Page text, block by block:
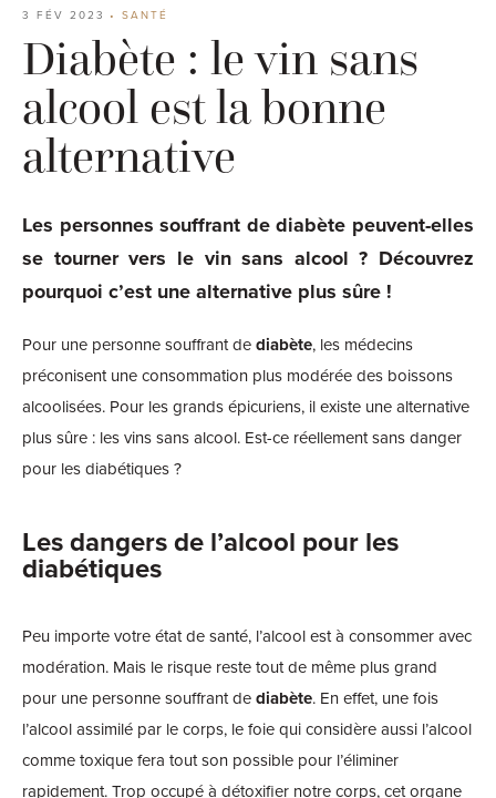
3 FÉV 2023 • SANTÉ
Diabète : le vin sans
alcool est la bonne
alternative
Les personnes souffrant de diabète peuvent-elles
se tourner vers le vin sans alcool ? Découvrez
pourquoi c’est une alternative plus sûre !
Pour une personne souffrant dediabète, les médecins
préconisent une consommation plus modérée des boissons
alcoolisées. Pour les grands épicuriens, il existe une alternative
plus sûre : les vins sans alcool. Est-ce réellement sans danger
pour les diabétiques ?
Les dangers de l’alcool pour les
diabétiques
Peu importe votre état de santé, l’alcool est à consommer avec
modération. Mais le risque reste tout de même plus grand
pour une personne souffrant dediabète. En effet, une fois
l’alcool assimilé par le corps, le foie qui considère aussi l’alcool
comme toxique fera tout son possible pour l’éliminer
rapidement. Trop occupé à détoxifier notre corps, cet organe